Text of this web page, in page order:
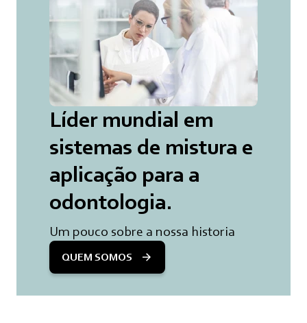
Líder mundial em
sistemas de mistura e
aplicação para a
odontologia.
Um pouco sobre a nossa historia
QUEM SOMOS